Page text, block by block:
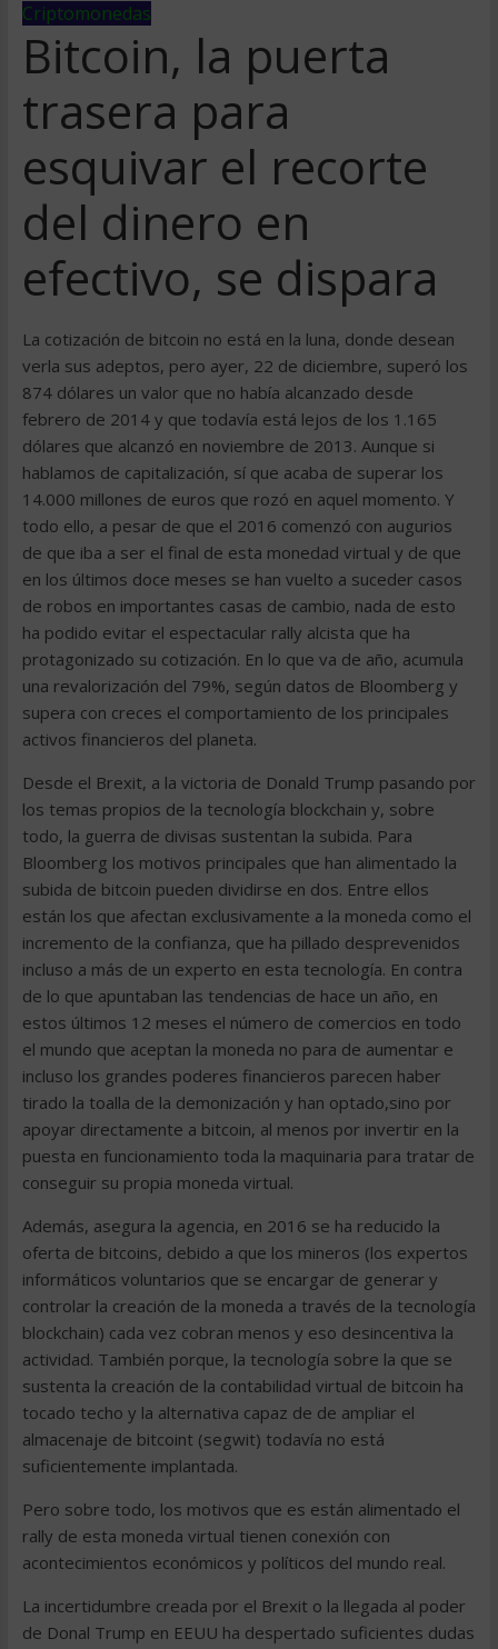
Criptomonedas
Bitcoin, la puerta
trasera para
esquivar el recorte
del dinero en
efectivo, se dispara
La cotización de bitcoin no está en la luna, donde desean
verla sus adeptos, pero ayer, 22 de diciembre, superó los
874 dólares un valor que no había alcanzado desde
febrero de 2014 y que todavía está lejos de los 1.165
dólares que alcanzó en noviembre de 2013. Aunque si
hablamos de capitalización, sí que acaba de superar los
14.000 millones de euros que rozó en aquel momento. Y
todo ello, a pesar de que el 2016 comenzó con augurios
de que iba a ser el final de esta monedad virtual y de que
en los últimos doce meses se han vuelto a suceder casos
de robos en importantes casas de cambio, nada de esto
ha podido evitar el espectacular rally alcista que ha
protagonizado su cotización. En lo que va de año, acumula
una revalorización del 79%, según datos de Bloomberg y
supera con creces el comportamiento de los principales
activos financieros del planeta.
Desde el Brexit, a la victoria de Donald Trump pasando por
los temas propios de la tecnología blockchain y, sobre
todo, la guerra de divisas sustentan la subida. Para
Bloomberg los motivos principales que han alimentado la
subida de bitcoin pueden dividirse en dos. Entre ellos
están los que afectan exclusivamente a la moneda como el
incremento de la confianza, que ha pillado desprevenidos
incluso a más de un experto en esta tecnología. En contra
de lo que apuntaban las tendencias de hace un año, en
estos últimos 12 meses el número de comercios en todo
el mundo que aceptan la moneda no para de aumentar e
incluso los grandes poderes financieros parecen haber
tirado la toalla de la demonización y han optado,sino por
apoyar directamente a bitcoin, al menos por invertir en la
puesta en funcionamiento toda la maquinaria para tratar de
conseguir su propia moneda virtual.
Además, asegura la agencia, en 2016 se ha reducido la
oferta de bitcoins, debido a que los mineros (los expertos
informáticos voluntarios que se encargar de generar y
controlar la creación de la moneda a través de la tecnología
blockchain) cada vez cobran menos y eso desincentiva la
actividad. También porque, la tecnología sobre la que se
sustenta la creación de la contabilidad virtual de bitcoin ha
tocado techo y la alternativa capaz de de ampliar el
almacenaje de bitcoint (segwit) todavía no está
suficientemente implantada.
Pero sobre todo, los motivos que es están alimentado el
rally de esta moneda virtual tienen conexión con
acontecimientos económicos y políticos del mundo real.
La incertidumbre creada por el Brexit o la llegada al poder
de Donal Trump en EEUU ha despertado suficientes dudas